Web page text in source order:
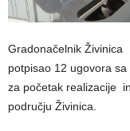
Gradonačelnik Živinica
potpisao 12 ugovora
za početak realizacije
području Živinica.